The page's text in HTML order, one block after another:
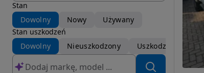
Stan
Dowolny
Nowy
Używany
Stan uszkodzeń
Dowolny
Nieuszkodzony Uszkodzony